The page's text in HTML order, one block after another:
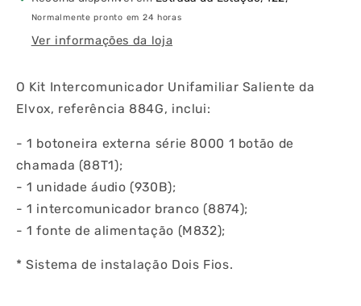
Normalmente pronto em 24 horas
Ver informações da loja
O Kit Intercomunicador Unifamiliar Saliente da
Elvox, referência 884G, inclui:
- 1 botoneira externa série 8000 1 botão de
chamada (88T1);
- 1 unidade áudio (930B);
- 1 intercomunicador branco (8874);
- 1 fonte de alimentação (M832);
* Sistema de instalação Dois Fios.